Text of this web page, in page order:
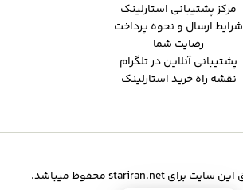
مرکز پشتیبانی استارلینک
شرایط ارسال و نحوه پرداخت
رضایت شما
پشتیبانی آنلاین در تلگرام
نقشه راه خرید استارلینک